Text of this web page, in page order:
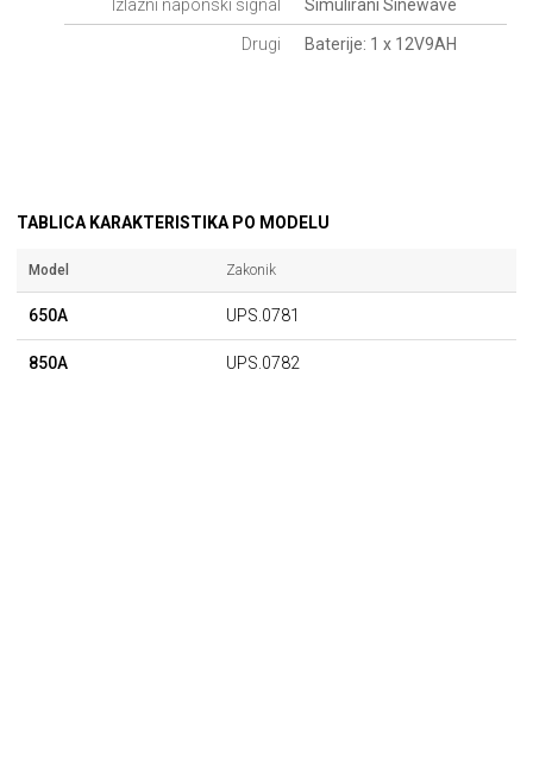
Izlazni naponski signal Simulirani Sinewave
Drugi Baterije: 1 x 12V9AH
TABLICA KARAKTERISTIKA PO MODELU
Model Zakonik
650A UPS.0781
850A UPS.0782